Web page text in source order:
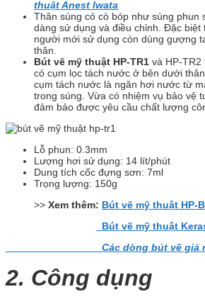
thuật Anest Iwata
Thân súng có cò bóp như súng phun
dàng sử dụng và điều chỉnh. Đặc biệt
người mới sử dụng còn dùng gượng
thân.
Bút vẽ mỹ thuật HP-TR1 và HP-TR2
có cụm lọc tách nước ở bên dưới
cụm tách nước là ngăn hơi nước từ
trong súng. Vừa có nhiệm vụ bảo vệ
đảm bảo được yêu cầu chất lượng
Lỗ phun: 0.3mm
Lượng hơi sử dụng: 14 lít/phút
Dung tích cốc đựng sơn: 7ml
Trọng lượng: 150g
>> Xem thêm: Bút vẽ mỹ thuật HP-
Bút vẽ mỹ thuật
Các dòng bút vẽ giá
2. Công dụng